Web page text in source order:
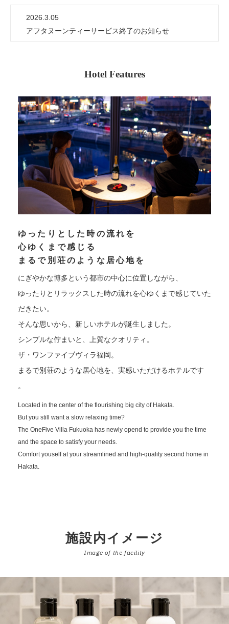
2026.3.05
アフタヌーンティーサービス終了のお知らせ
Hotel Features
ゆったりとした時の流れを
心ゆくまで感じる
まるで別荘のような居心地を
にぎやかな博多という都市の中心に位置しながら、
ゆったりとリラックスした時の流れを心ゆくまで感じていた
だきたい。
そんな思いから、新しいホテルが誕生しました。
シンプルな佇まいと、上質なクオリティ。
ザ・ワンファイブヴィラ福岡。
まるで別荘のような居心地を、実感いただけるホテルです
。
Located in the center of the flourishing big city of Hakata.
But you still want a slow relaxing time?
The OneFive Villa Fukuoka has newly opend to provide you the time
and the space to satisfy your needs.
Comfort youself at your streamlined and high-quality second home in
Hakata.
施設内イメージ
Image of the facility